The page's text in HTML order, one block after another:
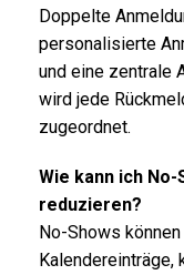
Doppelte
personalisierte
und eine zentrale
wird jede
zugeordnet.
Wie kann ich
reduzieren?
No-Shows
Kalendereinträge,